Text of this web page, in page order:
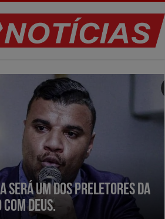
será um dos preletores da
Deus.